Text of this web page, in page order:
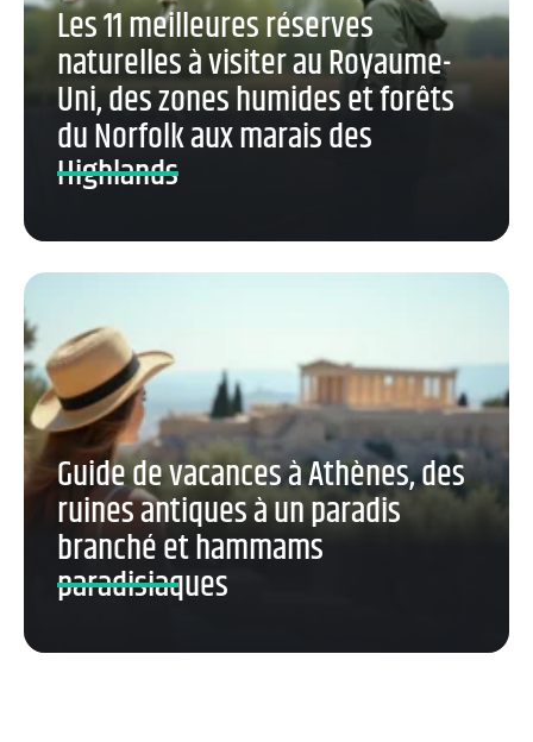
Les 11 meilleures réserves
naturelles à visiter au Royaume-
Uni, des zones humides et forêts
du Norfolk aux marais des
Highlands
Guide de vacances à Athènes, des
ruines antiques à un paradis
branché et hammams
paradisiaques